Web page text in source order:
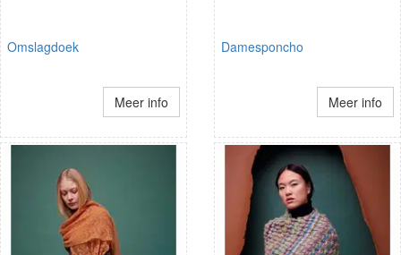
Omslagdoek
Meer info
Damesponcho
Meer info